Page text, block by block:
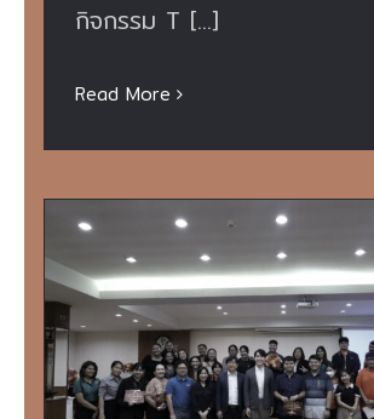
กิจกรรม T [...]
Read More
กิจกรรมเสวนาสุขภาพ ในหัวข้อ “
เคล็ดลับสุขภาพดี” #2